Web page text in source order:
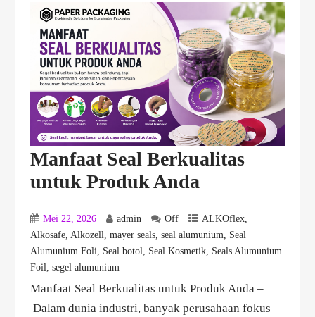
Manfaat Seal Berkualitas
untuk Produk Anda
Mei 22, 2026 admin Off ALKOflex,
Alkosafe, Alkozell, mayer seals, seal alumunium, Seal
Alumunium Foli, Seal botol, Seal Kosmetik, Seals Alumunium
Foil, segel alumunium
Manfaat Seal Berkualitas untuk Produk Anda –
Dalam dunia industri, banyak perusahaan fokus